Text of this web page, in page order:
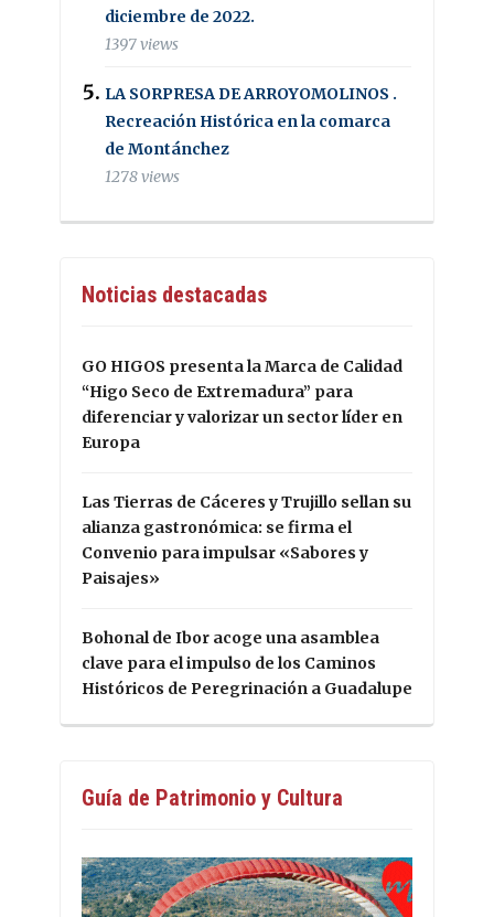
diciembre de 2022.
1397 views
LA SORPRESA DE ARROYOMOLINOS .
Recreación Histórica en la comarca
de Montánchez
1278 views
Noticias destacadas
GO HIGOS presenta la Marca de Calidad
“Higo Seco de Extremadura” para
diferenciar y valorizar un sector líder en
Europa
Las Tierras de Cáceres y Trujillo sellan su
alianza gastronómica: se firma el
Convenio para impulsar «Sabores y
Paisajes»
Bohonal de Ibor acoge una asamblea
clave para el impulso de los Caminos
Históricos de Peregrinación a Guadalupe
Guía de Patrimonio y Cultura